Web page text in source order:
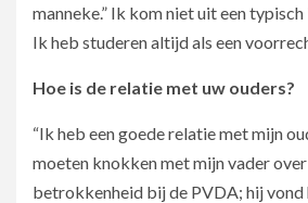
manneke.” Ik kom niet uit een
Ik heb studeren altijd als een
Hoe is de relatie met uw ouders?
“Ik heb een goede relatie met mijn
moeten knokken met mijn vader
betrokkenheid bij de PVDA; hij vond